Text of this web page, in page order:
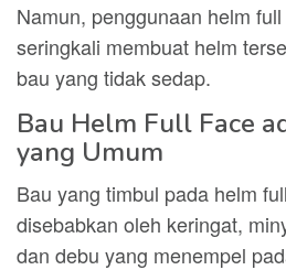
Namun, penggunaan helm
seringkali membuat helm
bau yang tidak sedap.
Bau Helm Full Face
yang Umum
Bau yang timbul pada helm
disebabkan oleh keringat,
dan debu yang menempel